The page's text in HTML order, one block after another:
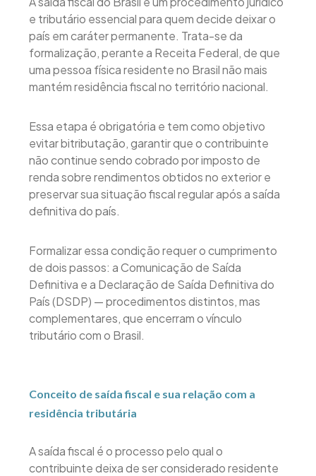
e tributário essencial para quem decide deixar o
país em caráter permanente. Trata-se da
formalização, perante a Receita Federal, de que
uma pessoa física residente no Brasil não mais
mantém residência fiscal no território nacional.
Essa etapa é obrigatória e tem como objetivo
evitar bitributação, garantir que o contribuinte
não continue sendo cobrado por imposto de
renda sobre rendimentos obtidos no exterior e
preservar sua situação fiscal regular após a saída
definitiva do país.
Formalizar essa condição requer o cumprimento
de dois passos: a Comunicação de Saída
Definitiva e a Declaração de Saída Definitiva do
País (DSDP) — procedimentos distintos, mas
complementares, que encerram o vínculo
tributário com o Brasil.
Conceito de saída fiscal e sua relação com a
residência tributária
A saída fiscal é o processo pelo qual o
contribuinte deixa de ser considerado residente